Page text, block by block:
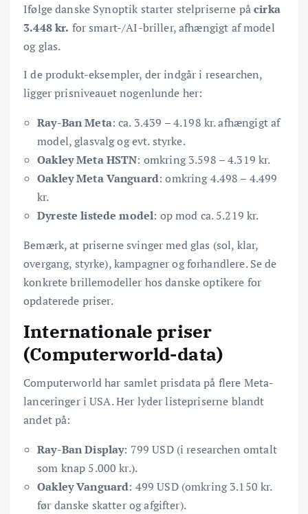
Ifølge danske Synoptik starter stelpriserne påcirka
3.448 kr. for smart-/AI-briller, afhængigt af model
og glas.
I de produkt-eksempler, der indgår i researchen,
ligger prisniveauet nogenlunde her:
Ray-Ban Meta: ca. 3.439 – 4.198 kr. afhængigt af
model, glasvalg og evt. styrke.
Oakley Meta HSTN: omkring 3.598 – 4.319 kr.
Oakley Meta Vanguard: omkring 4.498 – 4.499
kr.
Dyreste listede model: op mod ca. 5.219 kr.
Bemærk, at priserne svinger med glas (sol, klar,
overgang, styrke), kampagner og forhandlere. Se de
konkrete brillemodeller hos danske optikere for
opdaterede priser.
Internationale priser
(Computerworld-data)
Computerworld har samlet prisdata på flere Meta-
lanceringer i USA. Her lyder listepriserne blandt
andet på:
Ray-Ban Display: 799 USD (i researchen omtalt
som knap 5.000 kr.).
Oakley Vanguard: 499 USD (omkring 3.150 kr.
før danske skatter og afgifter).